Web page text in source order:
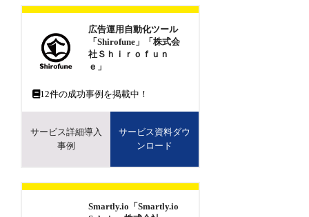
広告運用自動化ツール
「Shirofune」「株式会
社Ｓｈｉｒｏｆｕｎ
ｅ」
12件の成功事例を掲載中！
サービス詳細導入
事例
サービス資料ダウ
ンロード
Smartly.io「Smartly.io